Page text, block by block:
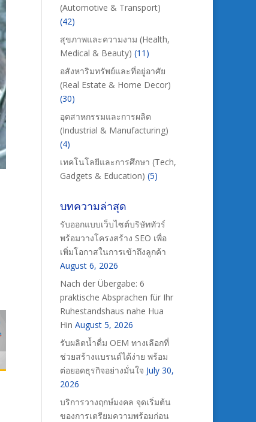
(Automotive & Transport)
(42)
สุขภาพและความงาม (Health,
Medical & Beauty) (11)
อสังหาริมทรัพย์และที่อยู่อาศัย
(Real Estate & Home Decor)
(30)
อุตสาหกรรมและการผลิต
(Industrial & Manufacturing)
(4)
เทคโนโลยีและการศึกษา (Tech,
Gadgets & Education) (5)
บทความล่าสุด
รับออกแบบเว็บไซต์บริษัททัวร์
พร้อมวางโครงสร้าง SEO เพื่อ
เพิ่มโอกาสในการเข้าถึงลูกค้า
August 6, 2026
Nach der Übergabe: 6
praktische Absprachen für Ihr
Ruhestandshaus nahe Hua
Hin August 5, 2026
รับผลิตน้ำดื่ม OEM ทางเลือกที่
ช่วยสร้างแบรนด์ได้ง่าย พร้อม
ต่อยอดธุรกิจอย่างมั่นใจ July 30,
2026
บริการวางฤกษ์มงคล จุดเริ่มต้น
ของการเตรียมความพร้อมก่อน